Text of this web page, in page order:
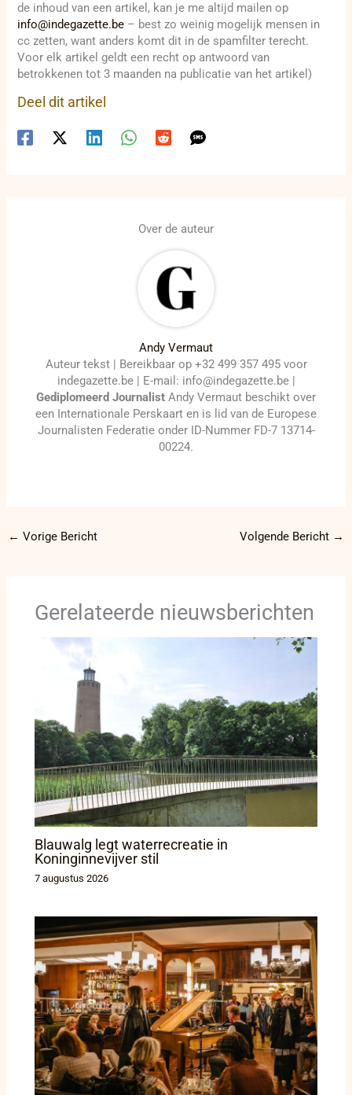
de inhoud van een artikel, kan je me altijd mailen op
info@indegazette.be – best zo weinig mogelijk mensen in
cc zetten, want anders komt dit in de spamfilter terecht.
Voor elk artikel geldt een recht op antwoord van
betrokkenen tot 3 maanden na publicatie van het artikel)
Deel dit artikel
Over de auteur
Andy Vermaut
Auteur tekst | Bereikbaar op +32 499 357 495 voor
indegazette.be | E-mail: info@indegazette.be |
Gediplomeerd Journalist Andy Vermaut beschikt over
een Internationale Perskaart en is lid van de Europese
Journalisten Federatie onder ID-Nummer FD-7 13714-
00224.
← Vorige Bericht Volgende Bericht →
Gerelateerde nieuwsberichten
Blauwalg legt waterrecreatie in
Koninginnevijver stil
7 augustus 2026